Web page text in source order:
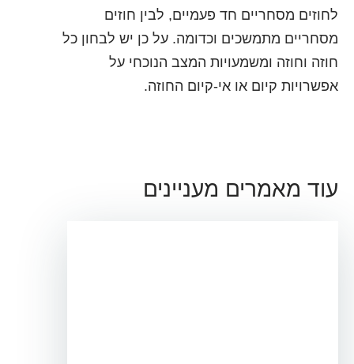
לחוזים מסחריים חד פעמיים, לבין חוזים
מסחריים מתמשכים וכדומה. על כן יש לבחון כל
חוזה וחוזה ומשמעויות המצב הנוכחי על
אפשרויות קיום או אי-קיום החוזה.
עוד מאמרים מעניינים